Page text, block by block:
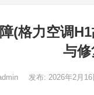
(格力空调
与修
发布: 2026年2月16